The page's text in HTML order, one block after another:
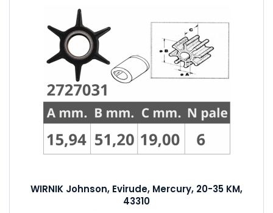
WIRNIK Johnson, Evirude, Mercury, 20-35 KM,
43310